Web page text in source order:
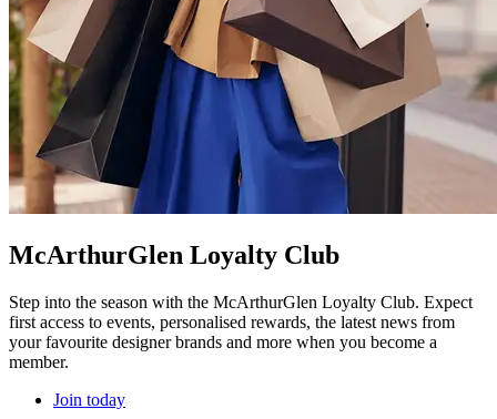
McArthurGlen Loyalty Club
Step into the season with the McArthurGlen Loyalty Club. Expect
first access to events, personalised rewards, the latest news from
your favourite designer brands and more when you become a
member.
Join today